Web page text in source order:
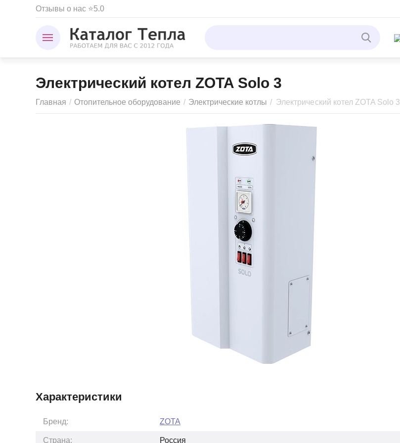
Отзывы о нас ⭐5.0
Электрический котел ZOTA Solo 3
Главная / Отопительное оборудование / Электрические котлы / Электрический котел ZOTA Solo 3
Характеристики
Бренд: ZOTA
Страна: Россия